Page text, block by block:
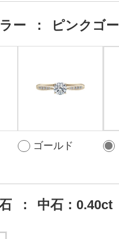
ー ： ピンクゴ
ゴールド
： 中石：0.40ct